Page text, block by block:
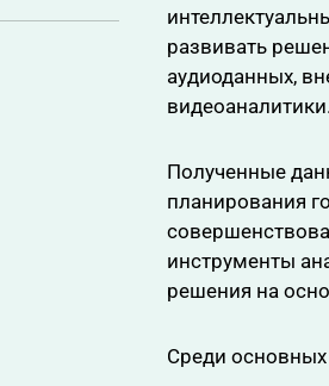
развивать
аудиоданных,
видеоаналитики.
Полученные
планирования
инструменты
решения на
Среди